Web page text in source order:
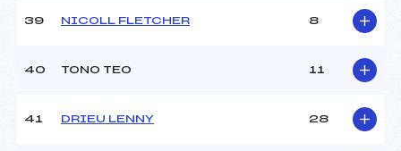
39 NICOLL FLETCHER 8
40 TONO TEO 11
41 DRIEU LENNY 28